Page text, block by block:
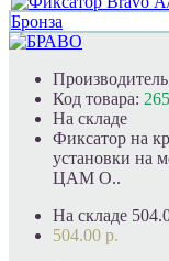
Код товара:
На складе
Фиксатор на
установки на
ЦАМ О..
На складе
504.00 р.